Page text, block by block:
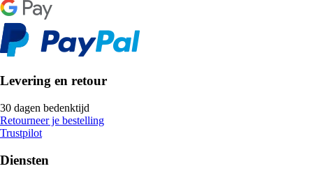
Levering en retour
30 dagen bedenktijd
Retourneer je bestelling
Trustpilot
Diensten